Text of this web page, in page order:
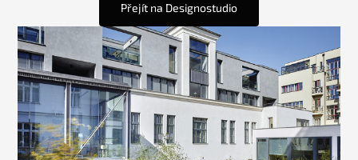
Přejít na Designostudio